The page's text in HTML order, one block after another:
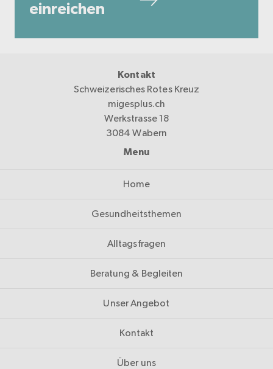
einreichen
Kontakt
Schweizerisches Rotes Kreuz
migesplus.ch
Werkstrasse 18
3084 Wabern
Menu
Home
Gesundheitsthemen
Alltagsfragen
Beratung & Begleiten
Unser Angebot
Kontakt
Über uns